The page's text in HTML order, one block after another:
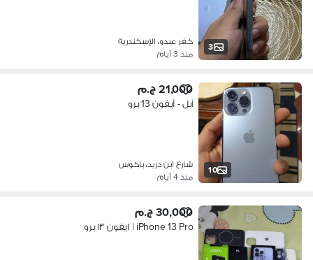
3
كفر عبدو، الإسكندرية
منذ 3 أيام
10
21,000 ج.م
آبل - آيفون 13 برو
شارع ابن دريد، باكوس
منذ 4 أيام
30,000 ج.م
iPhone 13 Pro | ايفون ١٣ برو